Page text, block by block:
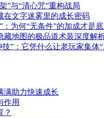
”与“清心咒”重构战局
在文字迷雾里的成长密码
为何“无条件”的加成才是
藏地图的极品道术装深度解
”：它凭什么让老玩家集体
满助力快速成长
作用
？